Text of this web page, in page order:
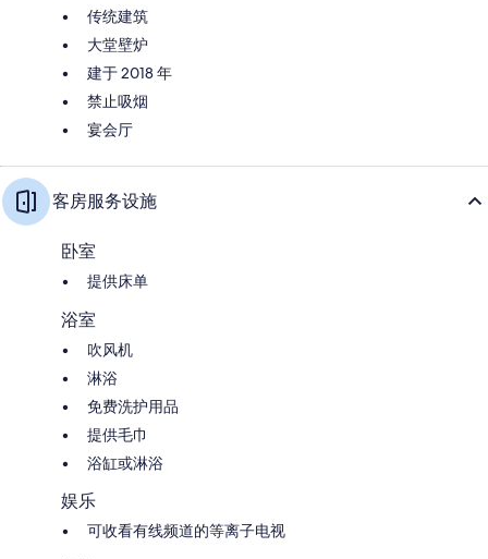
传统建筑
大堂壁炉
建于 2018 年
禁止吸烟
宴会厅
客房服务设施
卧室
提供床单
浴室
吹风机
淋浴
免费洗护用品
提供毛巾
浴缸或淋浴
娱乐
可收看有线频道的等离子电视